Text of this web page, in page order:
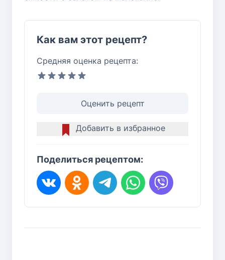
Как вам этот рецепт?
Средняя оценка рецепта:
Оценить рецепт
Добавить в избранное
Поделиться рецептом: